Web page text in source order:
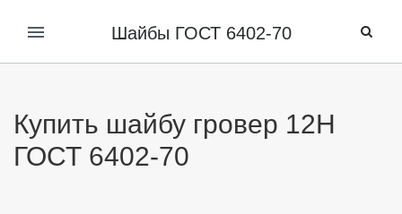
Шайбы ГОСТ 6402-70
Купить шайбу гровер 12Н
ГОСТ 6402-70